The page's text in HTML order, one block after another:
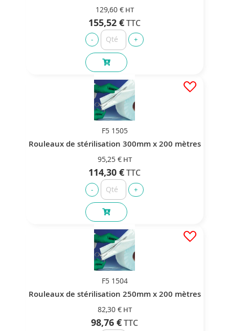
129,60 €
155,52 €
F5 1505
Rouleaux de stérilisation 300mm x 200 mètres
95,25 €
114,30 €
F5 1504
Rouleaux de stérilisation 250mm x 200 mètres
82,30 €
98,76 €